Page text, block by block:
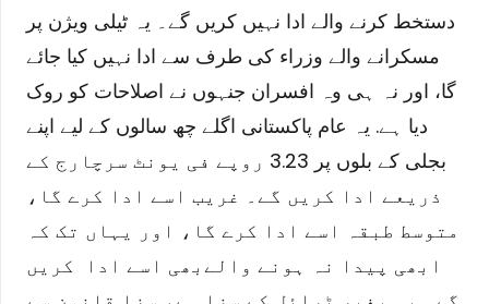
دستخط کرنے والے ادا نہیں کریں گے۔ یہ ٹیلی ویژن پر
مسکرانے والے وزراء کی طرف سے ادا نہیں کیا جائے
گا، اور نہ ہی وہ افسران جنہوں نے اصلاحات کو روک
دیا ہے. یہ عام پاکستانی اگلے چھ سالوں کے لیے اپنے
بجلی کے بلوں پر 3.23 روپے فی یونٹ سرچارج کے
ذریعے ادا کریں گے۔ غریب اسے ادا کرے گا،
متوسط طبقہ اسے ادا کرے گا، اور یہاں تک کہ
ابھی پیدا نہ ہونے والےبھی اسے ادا کریں